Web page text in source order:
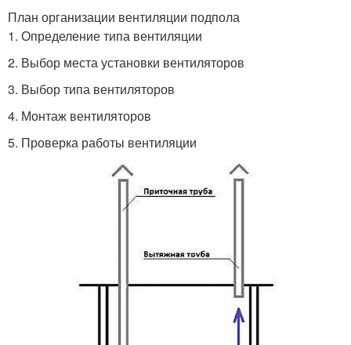
План организации вентиляции подпола
1. Определение типа вентиляции
2. Выбор места установки вентиляторов
3. Выбор типа вентиляторов
4. Монтаж вентиляторов
5. Проверка работы вентиляции